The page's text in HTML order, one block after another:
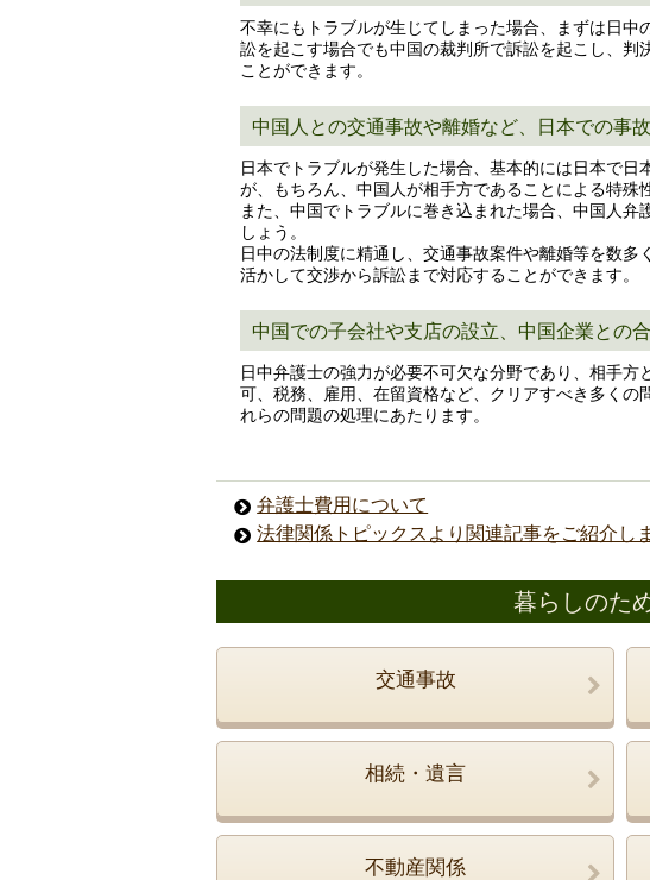
不幸にもトラブルが生じてしまった場合、まずは日
訟を起こす場合でも中国の裁判所で訴訟を起こし、
ことができます。
中国人との交通事故や離婚など、日本での事
日本でトラブルが発生した場合、基本的には日本で
が、もちろん、中国人が相手方であることによる特殊
また、中国でトラブルに巻き込まれた場合、中国人
しょう。
日中の法制度に精通し、交通事故案件や離婚等を数
活かして交渉から訴訟まで対応することができます。
中国での子会社や支店の設立、中国企業との
日中弁護士の強力が必要不可欠な分野であり、相手
可、税務、雇用、在留資格など、クリアすべき多くの
れらの問題の処理にあたります。
弁護士費用について
法律関係トピックスより関連記事をご紹介し
暮らしのた
交通事故
相続・遺言
不動産関係